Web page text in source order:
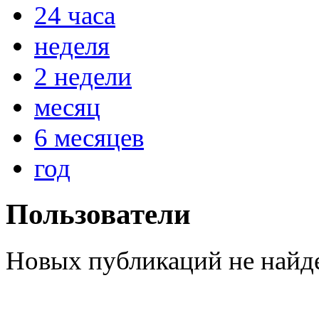
24 часа
неделя
2 недели
месяц
6 месяцев
год
Пользователи
Новых публикаций не